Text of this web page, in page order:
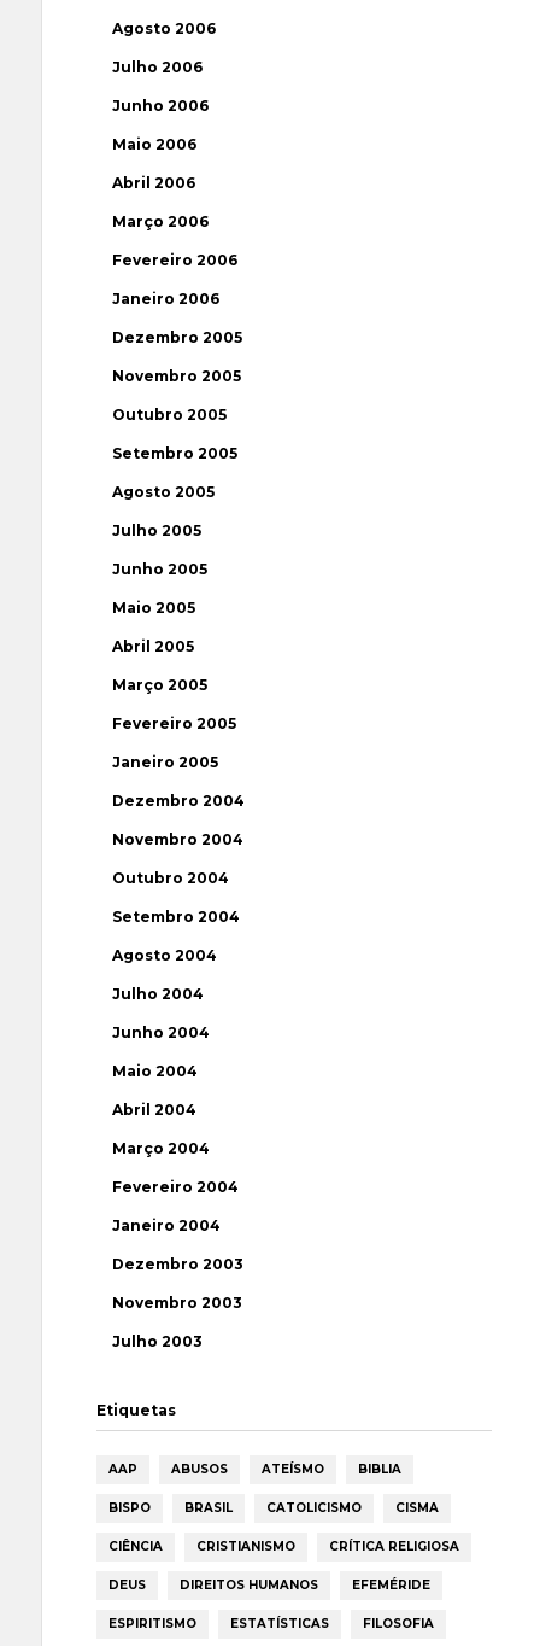
Agosto 2006
Julho 2006
Junho 2006
Maio 2006
Abril 2006
Março 2006
Fevereiro 2006
Janeiro 2006
Dezembro 2005
Novembro 2005
Outubro 2005
Setembro 2005
Agosto 2005
Julho 2005
Junho 2005
Maio 2005
Abril 2005
Março 2005
Fevereiro 2005
Janeiro 2005
Dezembro 2004
Novembro 2004
Outubro 2004
Setembro 2004
Agosto 2004
Julho 2004
Junho 2004
Maio 2004
Abril 2004
Março 2004
Fevereiro 2004
Janeiro 2004
Dezembro 2003
Novembro 2003
Julho 2003
Etiquetas
AAP ABUSOS ATEÍSMO BIBLIA
BISPO BRASIL CATOLICISMO CISMA
CIÊNCIA CRISTIANISMO CRÍTICA RELIGIOSA
DEUS DIREITOS HUMANOS EFEMÉRIDE
ESPIRITISMO ESTATÍSTICAS FILOSOFIA